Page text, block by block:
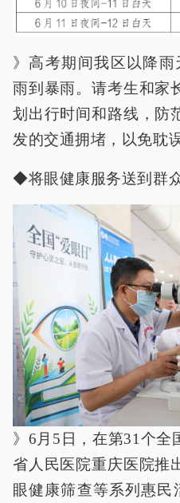
》高考期间我区以降
雨到暴雨。请考生和家
划出行时间和路线，防
发的交通拥堵，以免耽
◆将眼健康服务送到群
》6月5日，在第31个全
省人民医院重庆医院推
眼健康筛查等系列惠民